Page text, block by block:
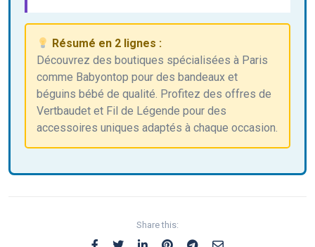
Résumé en 2 lignes :
Découvrez des boutiques spécialisées à Paris
comme Babyontop pour des bandeaux et
béguins bébé de qualité. Profitez des offres de
Vertbaudet et Fil de Légende pour des
accessoires uniques adaptés à chaque occasion.
Share this: